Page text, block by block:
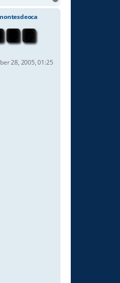
28, 2005, 01:25